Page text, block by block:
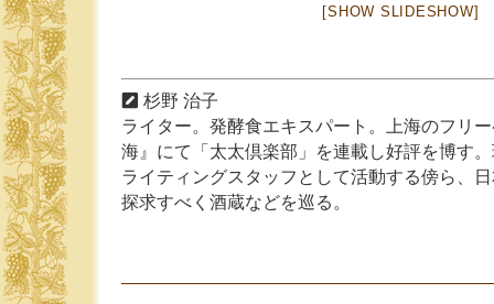
[SHOW SLIDESHOW]
杉野 治子
ライター。発酵食エキスパート。上海のフリ
海』にて「太太倶楽部」を連載し好評を博す
ライティングスタッフとして活動する傍ら、
探求すべく酒蔵などを巡る。